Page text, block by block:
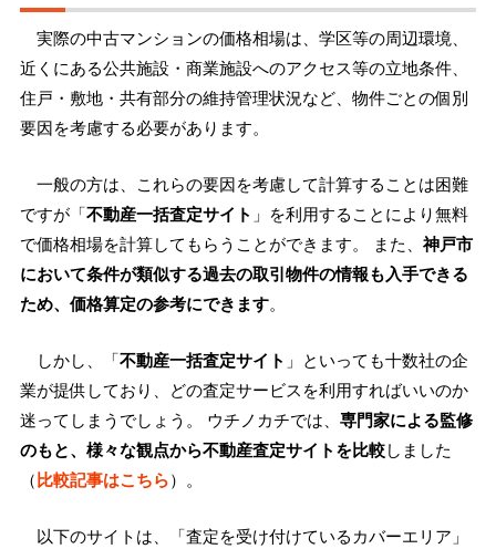
実際の中古マンションの価格相場は、学区等の周辺環境、
近くにある公共施設・商業施設へのアクセス等の立地条件、
住戸・敷地・共有部分の維持管理状況など、物件ごとの個別
要因を考慮する必要があります。
一般の方は、これらの要因を考慮して計算することは困難
ですが「不動産一括査定サイト 」を利用することにより無料
で価格相場を計算してもらうことができます。 また、 神戸市
において条件が類似する過去の取引物件の情報も入手できる
ため、価格算定の参考にできます。
しかし、「不動産一括査定サイト 」といっても十数社の企
業が提供しており、どの査定サービスを利用すればいいのか
迷ってしまうでしょう。 ウチノカチでは、 専門家による監修
のもと、様々な観点から不動産査定サイトを比較しました
（比較記事はこちら）。
以下のサイトは、「査定を受け付けているカバーエリア」